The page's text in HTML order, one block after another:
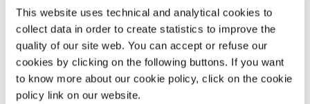
This website uses technical and analytical cookies to
collect data in order to create statistics to improve the
quality of our site web. You can accept or refuse our
cookies by clicking on the following buttons. If you want
to know more about our cookie policy, click on the cookie
policy link on our website.
tempi di inattività attraverso la pulizia in-place ed una maggiore
sicurezza.